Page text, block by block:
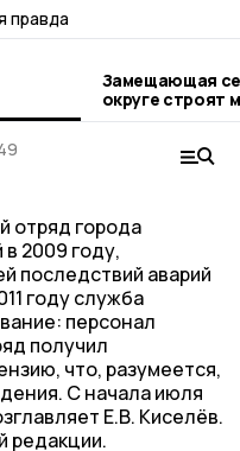
Замещающая
округе строят
отряд города
2009 году,
последствий аварий
году служба
персонал
получил
что, разумеется,
С начала июля
Е.В. Киселёв.
редакции.